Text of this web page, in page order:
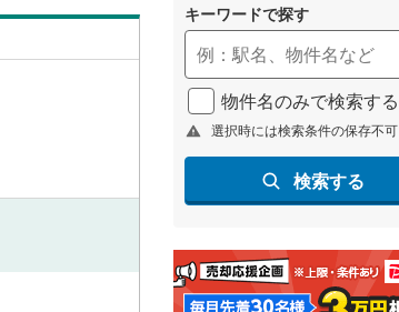
キーワードで探す
物件名のみで検索する
選択時には検索条件の保存不可
検索する